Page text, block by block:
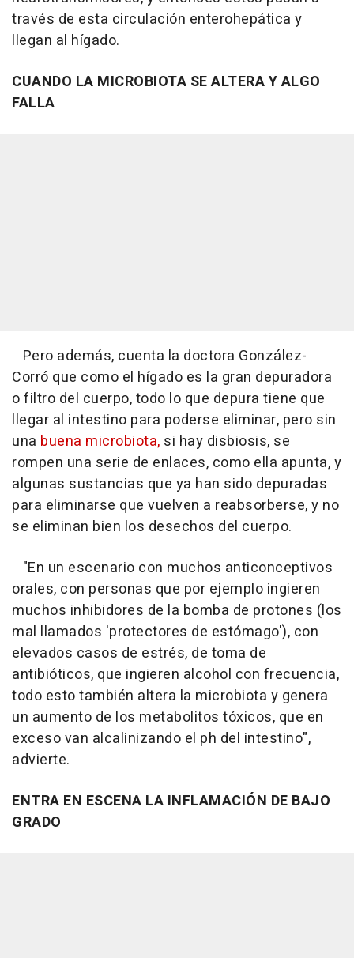
través de esta circulación enterohepática y
llegan al hígado.
CUANDO LA MICROBIOTA SE ALTERA Y ALGO
FALLA
Pero además, cuenta la doctora González-
Corró que como el hígado es la gran depuradora
o filtro del cuerpo, todo lo que depura tiene que
llegar al intestino para poderse eliminar, pero sin
una buena microbiota, si hay disbiosis, se
rompen una serie de enlaces, como ella apunta, y
algunas sustancias que ya han sido depuradas
para eliminarse que vuelven a reabsorberse, y no
se eliminan bien los desechos del cuerpo.
"En un escenario con muchos anticonceptivos
orales, con personas que por ejemplo ingieren
muchos inhibidores de la bomba de protones (los
mal llamados 'protectores de estómago'), con
elevados casos de estrés, de toma de
antibióticos, que ingieren alcohol con frecuencia,
todo esto también altera la microbiota y genera
un aumento de los metabolitos tóxicos, que en
exceso van alcalinizando el ph del intestino",
advierte.
ENTRA EN ESCENA LA INFLAMACIÓN DE BAJO
GRADO